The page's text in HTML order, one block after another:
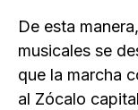
De esta
musicales se
que la marcha
al Zócalo